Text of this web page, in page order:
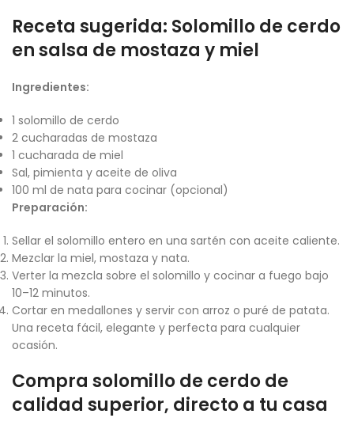
Receta sugerida: Solomillo de cerdo
en salsa de mostaza y miel
Ingredientes:
1 solomillo de cerdo
2 cucharadas de mostaza
1 cucharada de miel
Sal, pimienta y aceite de oliva
100 ml de nata para cocinar (opcional)
Preparación:
Sellar el solomillo entero en una sartén con aceite caliente.
Mezclar la miel, mostaza y nata.
Verter la mezcla sobre el solomillo y cocinar a fuego bajo
10–12 minutos.
Cortar en medallones y servir con arroz o puré de patata.
Una receta fácil, elegante y perfecta para cualquier
ocasión.
Compra solomillo de cerdo de
calidad superior, directo a tu casa